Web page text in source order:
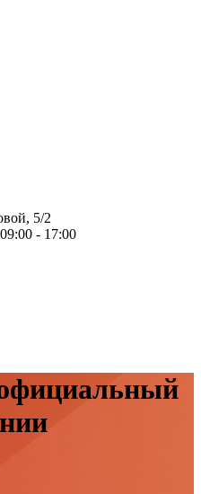
5/2
- 17:00